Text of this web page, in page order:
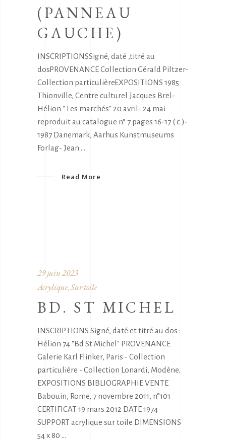
(PANNEAU
GAUCHE)
INSCRIPTIONSSigné, daté ,titré au
dosPROVENANCE Collection Gérald Piltzer-
Collection particulièreEXPOSITIONS 1985
Thionville, Centre culturel Jacques Brel-
Hélion " Les marchés" 20 avril- 24 mai
reproduit au catalogue n° 7 pages 16-17 ( c )-
1987 Danemark, Aarhus Kunstmuseums
Forlag- Jean
Read More
29 juin 2023
Acrylique, Sur toile
BD. ST MICHEL
INSCRIPTIONS Signé, daté et titré au dos :
Hélion 74 "Bd St Michel" PROVENANCE
Galerie Karl Flinker, Paris - Collection
particulière - Collection Lonardi, Modène.
EXPOSITIONS BIBLIOGRAPHIE VENTE
Babouin, Rome, 7 novembre 2011, n°101
CERTIFICAT 19 mars 2012 DATE 1974
SUPPORT acrylique sur toile DIMENSIONS
54 x 80